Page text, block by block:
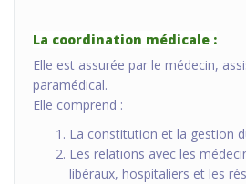
La coordination médicale :
Elle est assurée par le médecin,
paramédical.
Elle comprend :
La constitution et la gestion
Les relations avec les
libéraux, hospitaliers et les